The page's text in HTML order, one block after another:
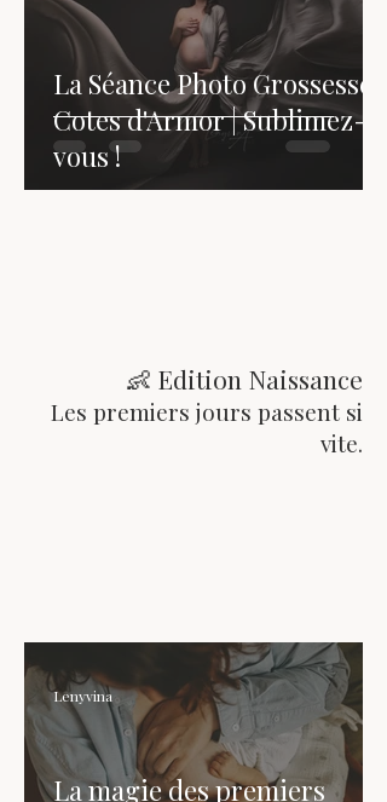
La Séance Photo Grossesse |
Cotes d'Armor | Sublimez-
vous !
👶 Edition Naissance
Les premiers jours passent si
vite.
La magie des premiers
Lenyvina